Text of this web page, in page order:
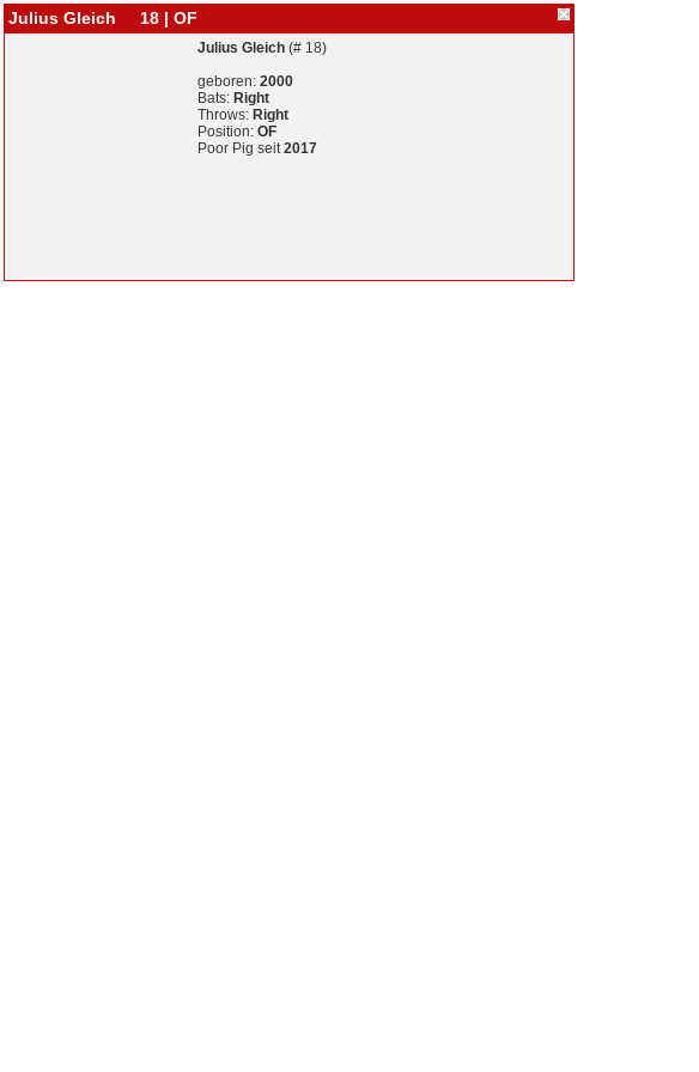
Julius Gleich 18 | OF
Julius Gleich (# 18)
geboren: 2000
Bats: Right
Throws: Right
Position: OF
Poor Pig seit2017